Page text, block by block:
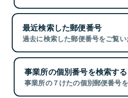
最近検索した郵便番号
過去に検索した郵便番号をご覧い
事業所の個別番号を検索する
事業所の７けたの個別郵便番号